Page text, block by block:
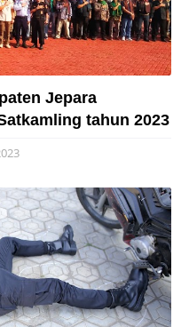
Jepara
tahun 2023